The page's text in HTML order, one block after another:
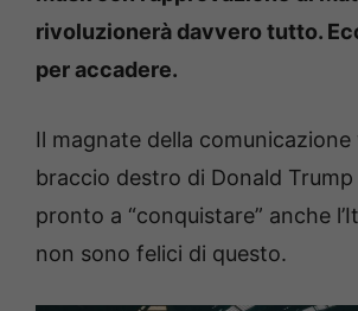
rivoluzionerà davvero tutto.
per accadere.
Il magnate della comunicazione
braccio destro di Donald Trump
pronto a “conquistare” anche
non sono felici di questo.